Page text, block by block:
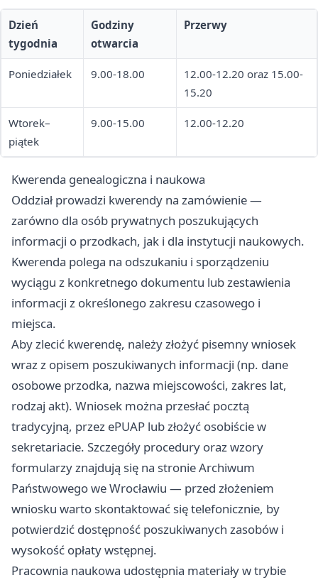
Dzień
tygodnia
Godziny
otwarcia
Przerwy
Poniedziałek 9.00-18.00
12.00-12.20 oraz 15.00-
15.20
Wtorek–
piątek
9.00-15.00 12.00-12.20
Kwerenda genealogiczna i naukowa
Oddział prowadzi kwerendy na zamówienie —
zarówno dla osób prywatnych poszukujących
informacji o przodkach, jak i dla instytucji naukowych.
Kwerenda polega na odszukaniu i sporządzeniu
wyciągu z konkretnego dokumentu lub zestawienia
informacji z określonego zakresu czasowego i
miejsca.
Aby zlecić kwerendę, należy złożyć pisemny wniosek
wraz z opisem poszukiwanych informacji (np. dane
osobowe przodka, nazwa miejscowości, zakres lat,
rodzaj akt). Wniosek można przesłać pocztą
tradycyjną, przez ePUAP lub złożyć osobiście w
sekretariacie. Szczegóły procedury oraz wzory
formularzy znajdują się na stronie Archiwum
Państwowego we Wrocławiu — przed złożeniem
wniosku warto skontaktować się telefonicznie, by
potwierdzić dostępność poszukiwanych zasobów i
wysokość opłaty wstępnej.
Pracownia naukowa udostępnia materiały w trybie